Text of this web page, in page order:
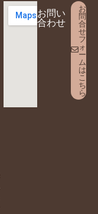
お問い
合わせ
お
問
合
せ
フ
ォ
ー
ム
は
こ
ち
ら